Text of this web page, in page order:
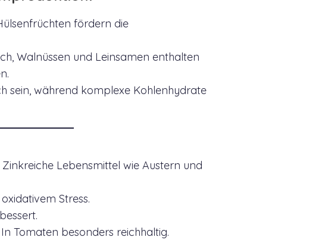
fördern die
Walnüssen und Leinsamen enthalten
sein, während komplexe Kohlenhydrate
Lebensmittel wie Austern und
Stress.
Tomaten besonders reichhaltig.